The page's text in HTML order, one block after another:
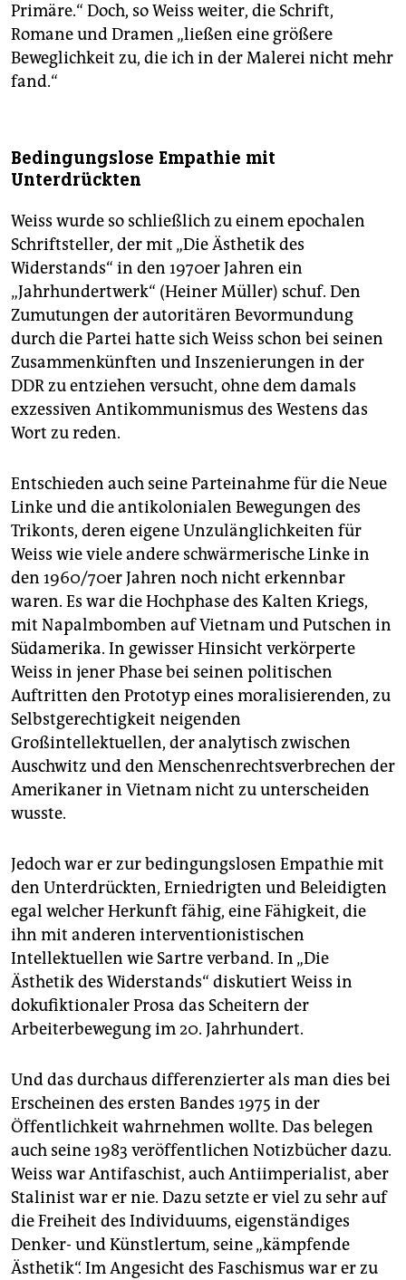
Primäre.“ Doch, so Weiss weiter, die Schrift,
Romane und Dramen „ließen eine größere
Beweglichkeit zu, die ich in der Malerei nicht mehr
fand.“
Bedingungslose Empathie mit
Unterdrückten
Weiss wurde so schließlich zu einem epochalen
Schriftsteller, der mit „Die Ästhetik des
Widerstands“ in den 1970er Jahren ein
„Jahrhundertwerk“ (Heiner Müller) schuf. Den
Zumutungen der autoritären Bevormundung
durch die Partei hatte sich Weiss schon bei seinen
Zusammenkünften und Inszenierungen in der
DDR zu entziehen versucht, ohne dem damals
exzessiven Antikommunismus des Westens das
Wort zu reden.
Entschieden auch seine Parteinahme für die Neue
Linke und die antikolonialen Bewegungen des
Trikonts, deren eigene Unzulänglichkeiten für
Weiss wie viele andere schwärmerische Linke in
den 1960/70er Jahren noch nicht erkennbar
waren. Es war die Hochphase des Kalten Kriegs,
mit Napalmbomben auf Vietnam und Putschen in
Südamerika. In gewisser Hinsicht verkörperte
Weiss in jener Phase bei seinen politischen
Auftritten den Prototyp eines moralisierenden, zu
Selbstgerechtigkeit neigenden
Großintellektuellen, der analytisch zwischen
Auschwitz und den Menschenrechtsverbrechen der
Amerikaner in Vietnam nicht zu unterscheiden
wusste.
Jedoch war er zur bedingungslosen Empathie mit
den Unterdrückten, Erniedrigten und Beleidigten
egal welcher Herkunft fähig, eine Fähigkeit, die
ihn mit anderen interventionistischen
Intellektuellen wie Sartre verband. In „Die
Ästhetik des Widerstands“ diskutiert Weiss in
dokufiktionaler Prosa das Scheitern der
Arbeiterbewegung im 20. Jahrhundert.
Und das durchaus differenzierter als man dies bei
Erscheinen des ersten Bandes 1975 in der
Öffentlichkeit wahrnehmen wollte. Das belegen
auch seine 1983 veröffentlichen Notizbücher dazu.
Weiss war Antifaschist, auch Antiimperialist, aber
Stalinist war er nie. Dazu setzte er viel zu sehr auf
die Freiheit des Individuums, eigenständiges
Denker- und Künstlertum, seine „kämpfende
Ästhetik“. Im Angesicht des Faschismus war er zu